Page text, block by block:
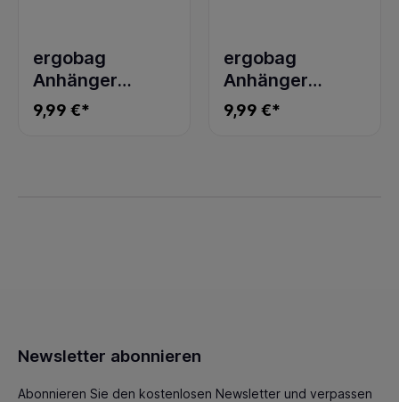
ergobag
Anhänger
Hangies Fiete-
Flauschi
9,99 €*
ergobag
Anhänger
Hangies Hopsi
9,99 €*
Newsletter abonnieren
Abonnieren Sie den kostenlosen Newsletter und verpassen